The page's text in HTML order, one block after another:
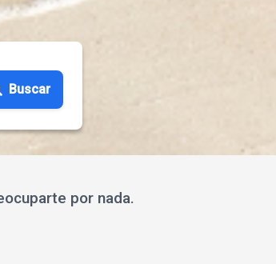
Buscar
por nada.